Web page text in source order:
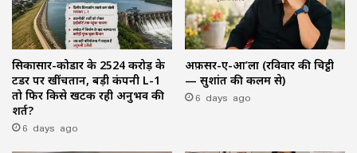
सिकासार-कोडार के ₹2524 करोड़ के
टेंडर पर खींचतान, बड़ी कंपनी L-1
तो फिर किसे खटक रही अनुभव की
शर्त?
6 days ago
अफ़सर-ए-आ’ला (रविवार की चिट्ठी
— सुशांत की कलम से)
6 days ago